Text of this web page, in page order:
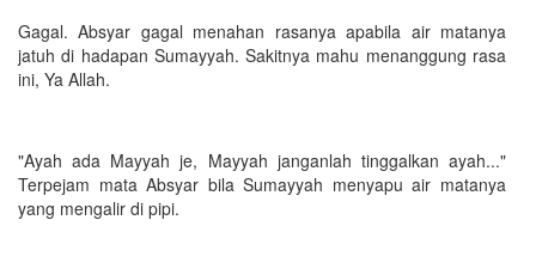
Gagal. Absyar gagal menahan rasanya apabila air matanya
jatuh di hadapan Sumayyah. Sakitnya mahu menanggung rasa
ini, Ya Allah.
"Ayah ada Mayyah je, Mayyah janganlah tinggalkan ayah..."
Terpejam mata Absyar bila Sumayyah menyapu air matanya
yang mengalir di pipi.